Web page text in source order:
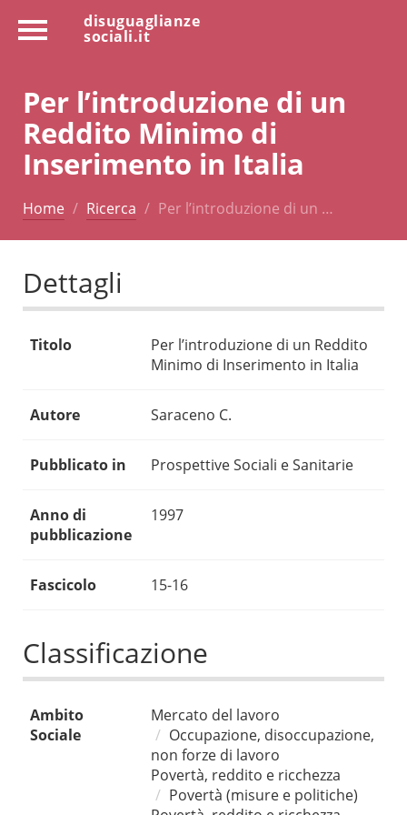
disuguaglianze
sociali.it
Per l’introduzione di un
Reddito Minimo di
Inserimento in Italia
Home Ricerca Per l’introduzione di un …
Dettagli
Titolo
Per l’introduzione di un Reddito
Minimo di Inserimento in Italia
Autore Saraceno C.
Pubblicato in Prospettive Sociali e Sanitarie
Anno di
pubblicazione
1997
Fascicolo 15-16
Classificazione
Ambito
Sociale
Mercato del lavoro
Occupazione, disoccupazione,
non forze di lavoro
Povertà, reddito e ricchezza
Povertà (misure e politiche)